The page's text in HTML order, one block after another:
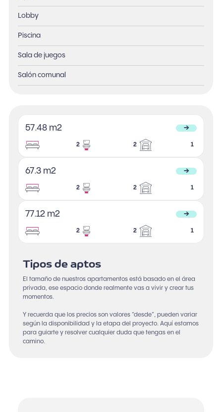
Lobby
Piscina
Sala de juegos
Salón comunal
57.48 m2 →
2 2 1
67.3 m2 →
2 2 1
77.12 m2 →
2 2 1
Tipos de aptos
El tamaño de nuestros apartamentos está basado en el área
privada, ese espacio donde realmente vas a vivir y crear tus
momentos.
Y recuerda que los precios son valores “desde”, pueden variar
según la disponibilidad y la etapa del proyecto. Aquí estamos
para guiarte y resolver cualquier duda que tengas en el
camino.